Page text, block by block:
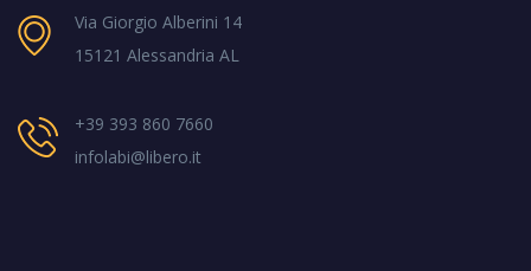
Via Giorgio Alberini 14
15121 Alessandria AL
+39 393 860 7660
infolabi@libero.it